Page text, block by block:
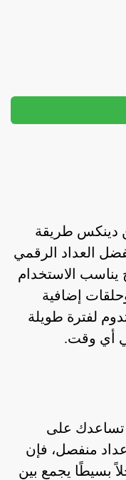
دينكس طريقة
العداد الرقمي
الاستخدام
إضافية
لفترة طويلة
أي وقت.
تساعدك على
عداد منفصل، فإن
بسيطًا يجمع بين